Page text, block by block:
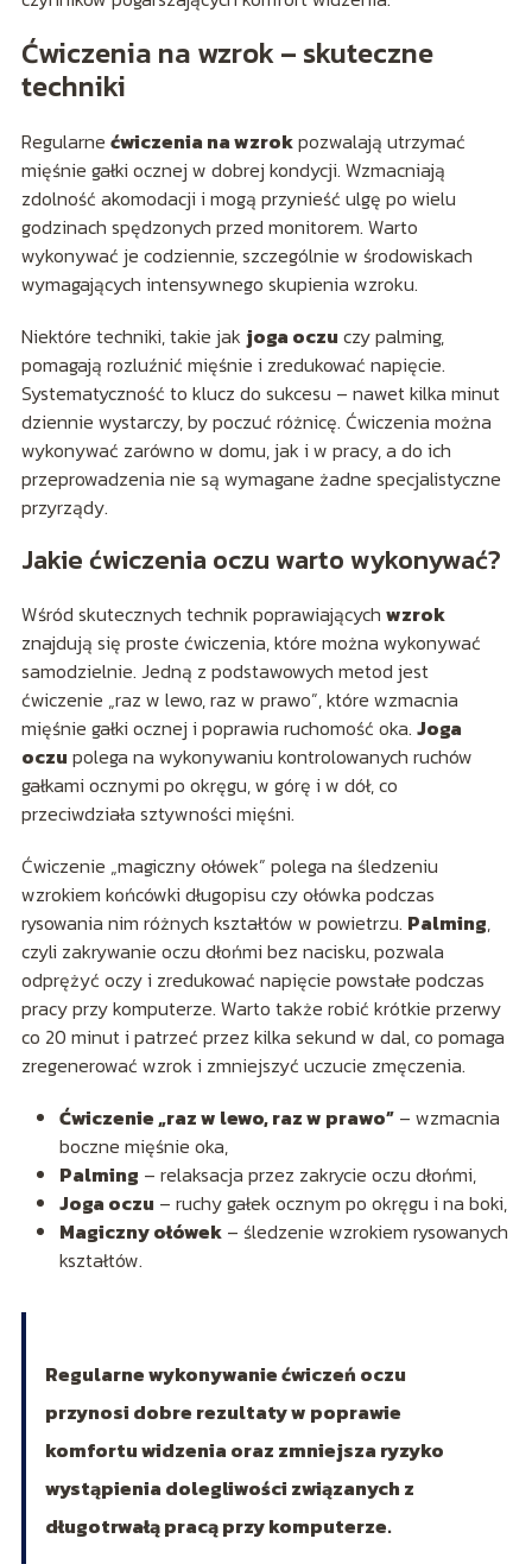
Ćwiczenia na wzrok – skuteczne
techniki
Regularne ćwiczenia na wzrokpozwalają utrzymać
mięśnie gałki ocznej w dobrej kondycji. Wzmacniają
zdolność akomodacji i mogą przynieść ulgę po wielu
godzinach spędzonych przed monitorem. Warto
wykonywać je codziennie, szczególnie w środowiskach
wymagających intensywnego skupienia wzroku.
Niektóre techniki, takie jak joga oczu czy palming,
pomagają rozluźnić mięśnie i zredukować napięcie.
Systematyczność to klucz do sukcesu – nawet kilka minut
dziennie wystarczy, by poczuć różnicę. Ćwiczenia można
wykonywać zarówno w domu, jak i w pracy, a do ich
przeprowadzenia nie są wymagane żadne specjalistyczne
przyrządy.
Jakie ćwiczenia oczu warto wykonywać?
Wśród skutecznych technik poprawiających wzrok
znajdują się proste ćwiczenia, które można wykonywać
samodzielnie. Jedną z podstawowych metod jest
ćwiczenie „raz w lewo, raz w prawo”, które wzmacnia
mięśnie gałki ocznej i poprawia ruchomość oka. Joga
oczu polega na wykonywaniu kontrolowanych ruchów
gałkami ocznymi po okręgu, w górę i w dół, co
przeciwdziała sztywności mięśni.
Ćwiczenie „magiczny ołówek” polega na śledzeniu
wzrokiem końcówki długopisu czy ołówka podczas
rysowania nim różnych kształtów w powietrzu. Palming,
czyli zakrywanie oczu dłońmi bez nacisku, pozwala
odprężyć oczy i zredukować napięcie powstałe podczas
pracy przy komputerze. Warto także robić krótkie przerwy
co 20 minut i patrzeć przez kilka sekund w dal, co pomaga
zregenerować wzrok i zmniejszyć uczucie zmęczenia.
Ćwiczenie „raz w lewo, raz w prawo”– wzmacnia
boczne mięśnie oka,
Palming – relaksacja przez zakrycie oczu dłońmi,
Joga oczu – ruchy gałek ocznym po okręgu i na boki,
Magiczny ołówek– śledzenie wzrokiem rysowanych
kształtów.
Regularne wykonywanie ćwiczeń oczu
przynosi dobre rezultaty w poprawie
komfortu widzenia oraz zmniejsza ryzyko
wystąpienia dolegliwości związanych z
długotrwałą pracą przy komputerze.